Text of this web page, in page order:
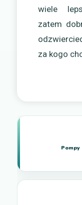
wiele
zatem
za kogo
Pompy